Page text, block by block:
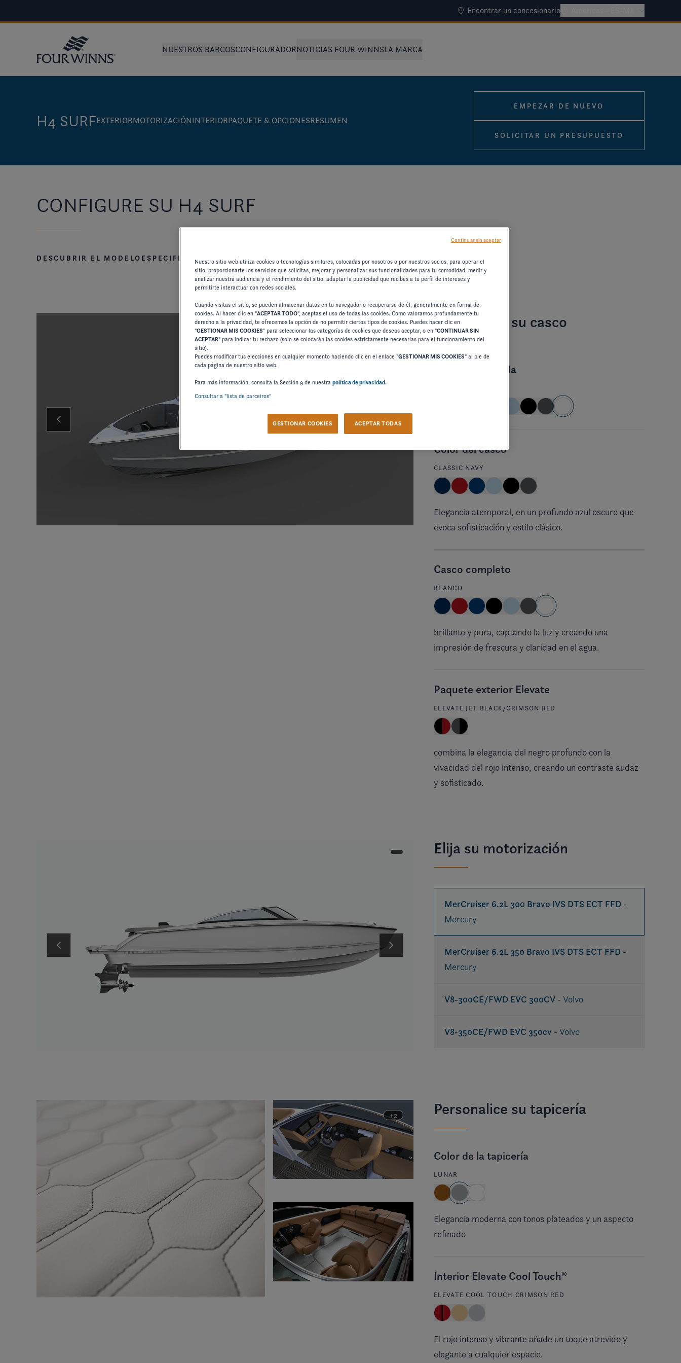
Encontrar un concesionario
NUESTROS BARCOSCONFIGURADORNOTICIAS FOUR WINNSLA MARCA
H4 SURFEXTERIORMOTORIZACIÓNINTERIORPAQUETE & OPCIONESRESUMEN
EMPEZAR DE NUEVO
SOLICITAR UN PRESUPUESTO
CONFIGURE SU H4 SURF
DESCUBRIR EL MODELO ESPECIFICACIONES Y OPCIONES ESTÁNDAR CAMBIAR DE BARCO
Personalice su casco
Color de la banda
Color del casco
CLASSIC NAVY
Elegancia atemporal, en un profundo azul oscuro que
evoca sofisticación y estilo clásico.
Casco completo
BLANCO
brillante y pura, captando la luz y creando una
impresión de frescura y claridad en el agua.
Paquete exterior Elevate
ELEVATE JET BLACK/CRIMSON RED
combina la elegancia del negro profundo con la
vivacidad del rojo intenso, creando un contraste audaz
y sofisticado.
Elija su motorización
MerCruiser 6.2L 300 Bravo IVS DTS ECT FFD -
Mercury
MerCruiser 6.2L 350 Bravo IVS DTS ECT FFD -
Mercury
V8-300CE/FWD EVC 300CV - Volvo
V8-350CE/FWD EVC 350cv - Volvo
Personalice su tapicería
Color de la tapicería
LUNAR
Elegancia moderna con tonos plateados y un aspecto
refinado
Interior Elevate Cool Touch®
ELEVATE COOL TOUCH CRIMSON RED
El rojo intenso y vibrante añade un toque atrevido y
elegante a cualquier espacio.
Nuestro sitio web utiliza cookies o tecnologías similares, colocadas por nosotros o por nuestros socios, para operar el
sitio, proporcionarte los servicios que solicitas, mejorar y personalizar sus funcionalidades para tu comodidad, medir y
analizar nuestra audiencia y el rendimiento del sitio, adaptar la publicidad que recibes a tu perfil de intereses y
permitirte interactuar con redes sociales.
Cuando visitas el sitio, se pueden almacenar datos en tu navegador o recuperarse de él, generalmente en forma de
cookies. Al hacer clic en "ACEPTAR TODO", aceptas el uso de todas las cookies. Como valoramos profundamente tu
derecho a la privacidad, te ofrecemos la opción de no permitir ciertos tipos de cookies. Puedes hacer clic en
"GESTIONAR MIS COOKIES" para seleccionar las categorías de cookies que deseas aceptar, o en "CONTINUAR SIN
ACEPTAR" para indicar tu rechazo (solo se colocarán las cookies estrictamente necesarias para el funcionamiento del
sitio).
Puedes modificar tus elecciones en cualquier momento haciendo clic en el enlace "GESTIONAR MIS COOKIES" al pie de
cada página de nuestro sitio web.
Para más información, consulta la Sección 9 de nuestra política de privacidad.
Consultar a "lista de parceiros"
GESTIONAR COOKIES ACEPTAR TODAS
Continuar sin aceptar